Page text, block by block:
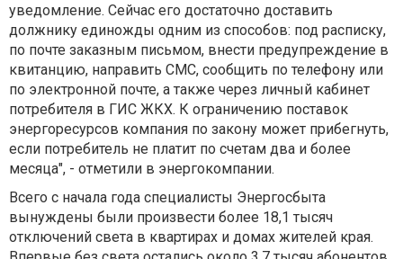
уведомление. Сейчас его достаточно доставить
должнику единожды одним из способов: под расписку,
по почте заказным письмом, внести предупреждение в
квитанцию, направить СМС, сообщить по телефону или
по электронной почте, а также через личный кабинет
потребителя в ГИС ЖКХ. К ограничению поставок
энергоресурсов компания по закону может прибегнуть,
если потребитель не платит по счетам два и более
месяца", - отметили в энергокомпании.
Всего с начала года специалисты Энергосбыта
вынуждены были произвести более 18,1 тысяч
отключений света в квартирах и домах жителей края.